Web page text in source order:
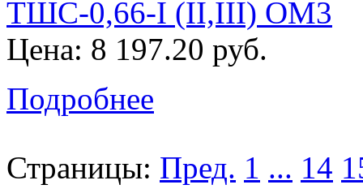
ТШС-0,66-I (II,III) ОМ3
Цена: 8 197.20 руб.
Подробнее
Страницы: Пред. 1 ... 14